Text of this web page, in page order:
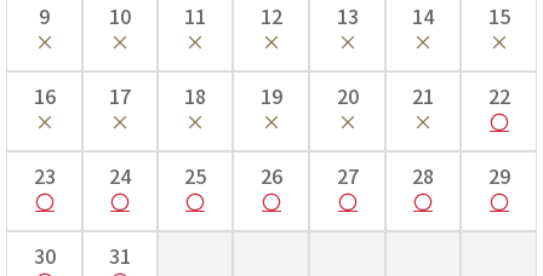
9 10 11 12 13 14 15
16 17 18 19 20 21 22
23 24 25 26 27 28 29
30 31